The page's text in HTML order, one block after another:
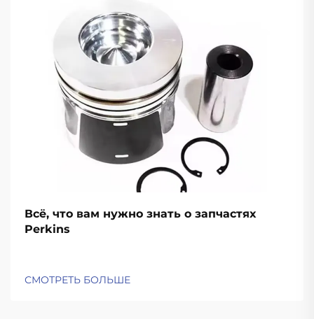
Всё, что вам нужно знать о запчастях
Perkins
СМОТРЕТЬ БОЛЬШЕ